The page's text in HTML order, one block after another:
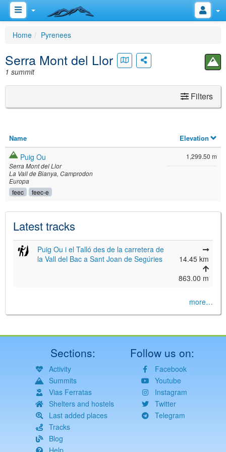
Home Pyrenees
Serra Mont del Llor
1 summit
Filters
Name Elevation
Puig Ou
Serra Mont del Llor
La Vall de Bianya Camprodon
Europa
feec feec-e
1,299.50 m
Latest tracks
Puig Ou i el Talló des de la carretera de
la Vall del Bac a Sant Joan de Segúries
14.45 km
863.00 m
more…
Sections:
Activity
Summits
Vias Ferratas
Shelters and hostels
Last added places
Tracks
Blog
Help
Follow us on:
Facebook
Youtube
Instagram
Twitter
Telegram